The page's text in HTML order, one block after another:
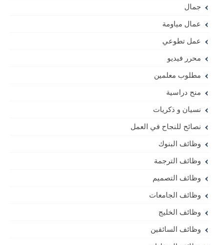
جمال
عمال مياومة
عمل تطوعي
محرر فيديو
مطلوب معلمين
منح دراسية
نسيان و ذكريات
نصائح للنجاح في العمل
وظائف البنوك
وظائف الترجمة
وظائف التصميم
وظائف الجامعات
وظائف الخليج
وظائف السائقين